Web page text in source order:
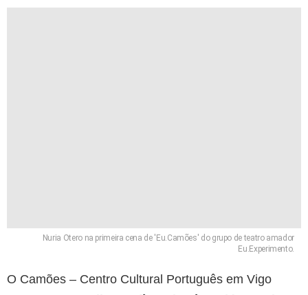
Nuria Otero na primeira cena de 'Eu.Camões' do grupo de teatro amador
Eu.Experimento.
O Camões – Centro Cultural Português em Vigo